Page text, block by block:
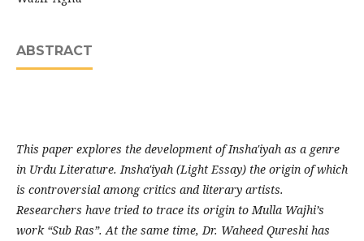
ABSTRACT
This paper explores the development of Insha'iyah as a genre
in Urdu Literature. Insha'iyah (Light Essay) the origin of which
is controversial among critics and literary artists.
Researchers have tried to trace its origin to Mulla Wajhi’s
work “Sub Ras”. At the same time, Dr. Waheed Qureshi has